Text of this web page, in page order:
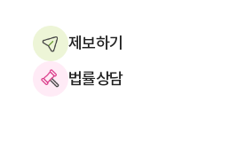
제보하기
법률상담